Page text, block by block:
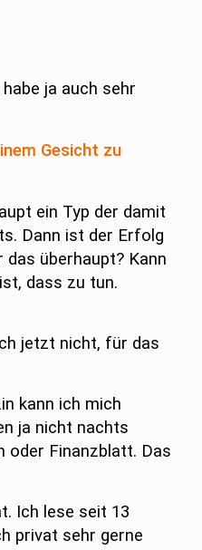
ja auch sehr
Gesicht zu
ein Typ der damit
Dann ist der Erfolg
überhaupt? Kann
dass zu tun.
jetzt nicht, für das
kann ich mich
ja nicht nachts
oder Finanzblatt. Das
Ich lese seit 13
privat sehr gerne